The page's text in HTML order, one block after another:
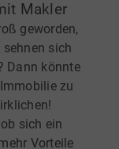
Makler
geworden,
sich
Dann könnte
zu
sich ein
Vorteile